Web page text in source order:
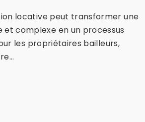
locative peut transformer une
complexe en un processus
les propriétaires bailleurs,